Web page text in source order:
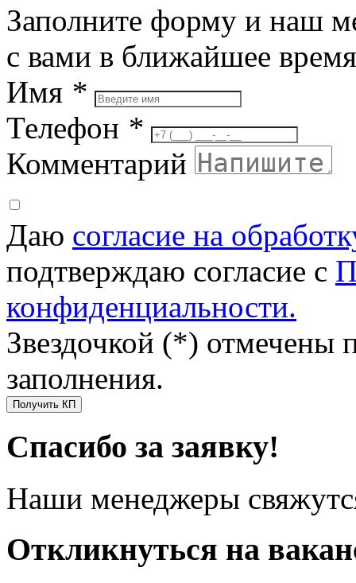
Заполните форму и наш
с вами в ближайшее время
Имя *
Телефон *
Комментарий
Даю согласие на
подтверждаю согласие с
конфиденциальности.
Звездочкой (*) отмечены
заполнения.
Получить КП
Спасибо за заявку!
Наши менеджеры
Откликнуться на